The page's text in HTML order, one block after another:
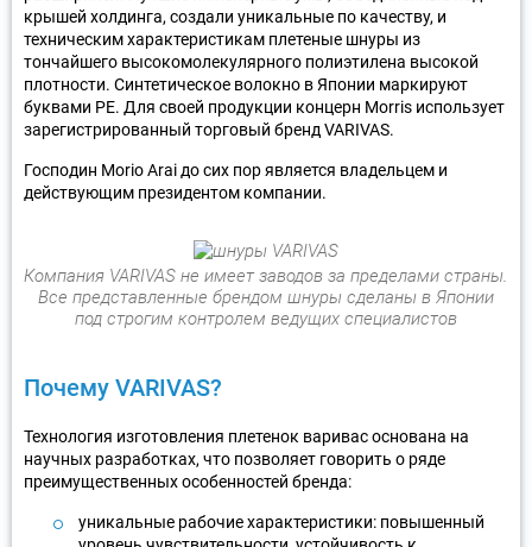
крышей холдинга, создали уникальные по качеству, и
техническим характеристикам плетеные шнуры из
тончайшего высокомолекулярного полиэтилена высокой
плотности. Синтетическое волокно в Японии маркируют
буквами PE. Для своей продукции концерн Morris использует
зарегистрированный торговый бренд VARIVAS.
Господин Morio Arai до сих пор является владельцем и
действующим президентом компании.
Компания VARIVAS не имеет заводов за пределами страны.
Все представленные брендом шнуры сделаны в Японии
под строгим контролем ведущих специалистов
Почему VARIVAS?
Технология изготовления плетенок варивас основана на
научных разработках, что позволяет говорить о ряде
преимущественных особенностей бренда:
уникальные рабочие характеристики: повышенный